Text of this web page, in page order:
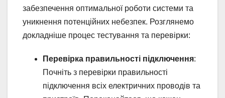
забезпечення оптимальної роботи системи та
уникнення потенційних небезпек. Розглянемо
докладніше процес тестування та перевірки:
Перевірка правильності підключення:
Почніть з перевірки правильності
підключення всіх електричних проводів та